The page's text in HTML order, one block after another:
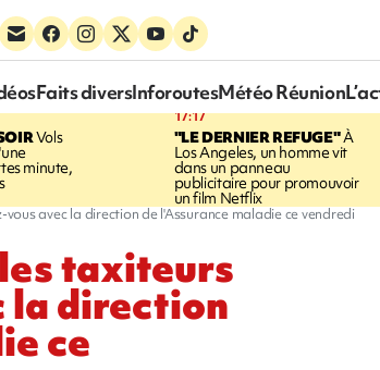
Faits diversInforoutesMétéo Réunion
Vols
minute,
17:17
"LE DERNIER REFUGE"À
Los Angeles, un homme vit
dans un panneau
publicitaire pour promouvoir
un film Netflix
avec la direction de l'Assurance maladie ce vendredi
taxiteurs
la direction
ce